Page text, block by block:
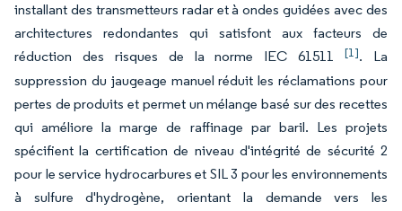
installant des transmetteurs radar et à ondes guidées avec des
architectures redondantes qui satisfont aux facteurs de
réduction des risques de la norme IEC 61511[1]. La
suppression du jaugeage manuel réduit les réclamations pour
pertes de produits et permet un mélange basé sur des recettes
qui améliore la marge de raffinage par baril. Les projets
spécifient la certification de niveau d'intégrité de sécurité 2
pour le service hydrocarbures et SIL 3 pour les environnements
à sulfure d'hydrogène, orientant la demande vers les